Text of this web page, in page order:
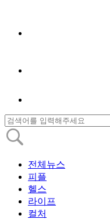
전체뉴스
피플
헬스
라이프
컬처